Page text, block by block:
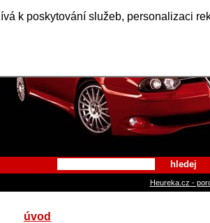
k poskytování služeb, personalizaci
Alfa
hledej
Heureka.cz -
úvod